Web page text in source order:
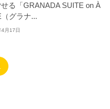
る「GRANADA SUITE on À
グラナ...
月17日